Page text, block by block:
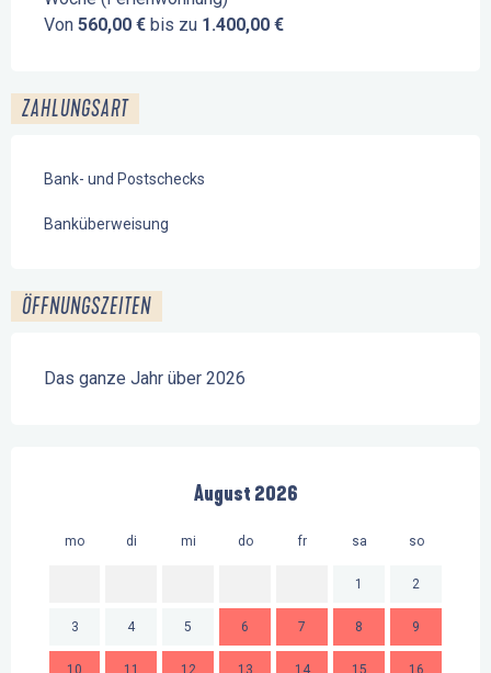
Von 560,00 € bis zu 1.400,00 €
ZAHLUNGSART
Bank- und Postschecks
Banküberweisung
ÖFFNUNGSZEITEN
Das ganze Jahr über 2026
August 2026
mo di mi do fr sa so
1 2
3 4 5 6 7 8 9
10 11 12 13 14 15 16